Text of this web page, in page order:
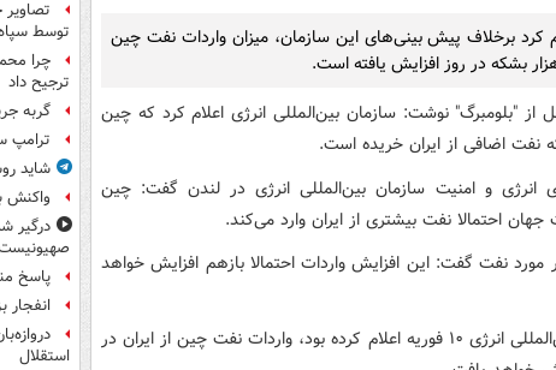
کرد برخلاف پیش بینی‌های این سازمان، میزان واردات نفت چین
از "بلومبرگ" نوشت: سازمان بین‌المللی انرژی اعلام کرد که چین
انرژی و امنیت سازمان بین‌المللی انرژی در لندن گفت: چین
احتمالا نفت بیشتری از ایران وارد می‌کند.
نفت گفت: این افزایش واردات احتمالا بازهم افزایش خواهد
این درحالیست که سازمان بین‌المللی انرژی ۱۰ فوریه اعلام کرده بود، واردات نفت چین از ایران در
تصاویر
توسط
چرا
ترجیح داد
گربه
ترامپ
شاید
واکنش
درگیر
پاسخ
انفجار
استقلال